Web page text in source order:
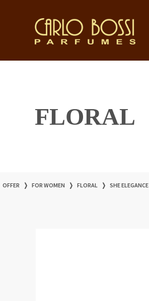
FLORAL
OFFER ❭ FOR WOMEN ❭ FLORAL ❭ SHE ELEGANCE